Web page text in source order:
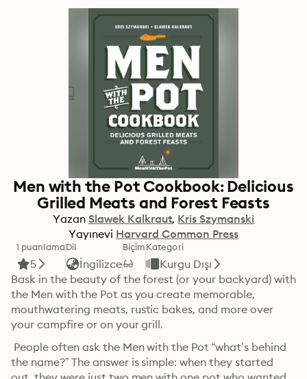
Men with the Pot Cookbook: Delicious
Grilled Meats and Forest Feasts
Yazan Slawek Kalkraut Kris Szymanski
Yayınevi Harvard Common Press
1 puanlama
5
Dil
İngilizce
BiçimKategori
Kurgu Dışı
Bask in the beauty of the forest (or your backyard) with
the Men with the Pot as you create memorable,
mouthwatering meats, rustic bakes, and more over
your campfire or on your grill.
People often ask the Men with the Pot “what’s behind
the name?” The answer is simple: when they started